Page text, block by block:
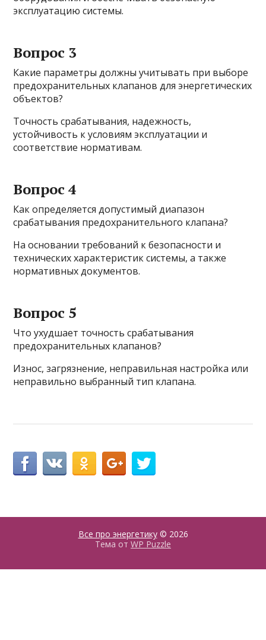
эксплуатацию системы.
Вопрос 3
Какие параметры должны учитывать при выборе
предохранительных клапанов для энергетических
объектов?
Точность срабатывания, надежность,
устойчивость к условиям эксплуатации и
соответствие нормативам.
Вопрос 4
Как определяется допустимый диапазон
срабатывания предохранительного клапана?
На основании требований к безопасности и
технических характеристик системы, а также
нормативных документов.
Вопрос 5
Что ухудшает точность срабатывания
предохранительных клапанов?
Износ, загрязнение, неправильная настройка или
неправильно выбранный тип клапана.
Все про энергетику© 2026
Тема от WP Puzzle